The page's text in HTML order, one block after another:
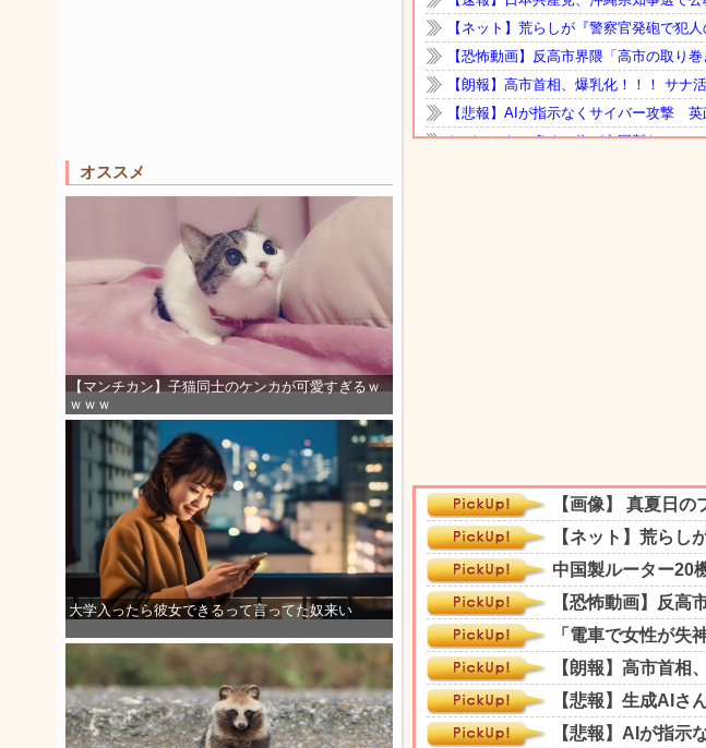
オススメ
【マンチカン】子猫同士のケンカが可愛すぎるｗ
ｗｗｗ
大学入ったら彼女できるって言ってた奴来い